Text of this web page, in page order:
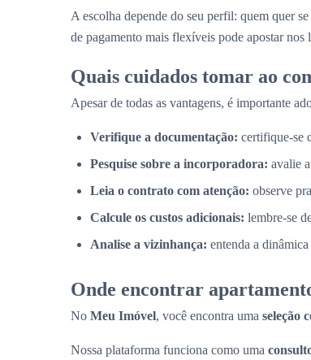
A escolha depende do seu perfil: quem quer
de pagamento mais flexíveis pode apostar nos
Quais cuidados tomar ao
Apesar de todas as vantagens, é importante
Verifique a documentação: certifique-se
Pesquise sobre a incorporadora: avalie
Leia o contrato com atenção: observe
Calcule os custos adicionais: lembre-se
Analise a vizinhança: entenda a
Onde encontrar
No Meu Imóvel, você encontra uma seleção
Nossa plataforma funciona como uma